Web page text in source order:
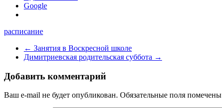
Google
расписание
← Занятия в Воскресной школе
Димитриевская родительская суббота →
Добавить комментарий
Ваш e-mail не будет опубликован. Обязательные поля